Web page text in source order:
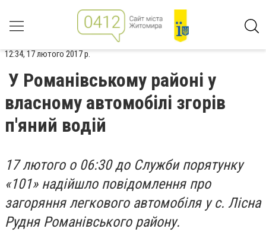
12:34, 17 лютого 2017 р.
У Романівському районі у
власному автомобілі згорів
п'яний водій
17 лютого о 06:30 до Служби порятунку
«101» надійшло повідомлення про
загоряння легкового автомобіля у с. Лісна
Рудня Романівського району.